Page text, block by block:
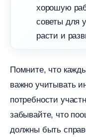
хорошую
советы для
расти и
Помните, что
ажно учитывать
потребности
забывайте, что
должны быть